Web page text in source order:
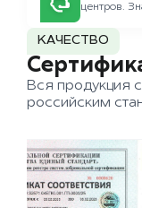
центров.
КАЧЕСТВО
Вся продукция
российским